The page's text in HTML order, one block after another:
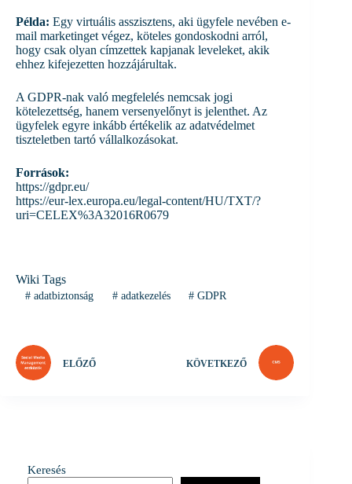
Példa: Egy virtuális asszisztens, aki ügyfele nevében e-
mail marketinget végez, köteles gondoskodni arról,
hogy csak olyan címzettek kapjanak leveleket, akik
ehhez kifejezetten hozzájárultak.
A GDPR-nak való megfelelés nemcsak jogi
kötelezettség, hanem versenyelőnyt is jelenthet. Az
ügyfelek egyre inkább értékelik az adatvédelmet
tiszteletben tartó vállalkozásokat.
Források:
https://gdpr.eu/
https://eur-lex.europa.eu/legal-content/HU/TXT/?
uri=CELEX%3A32016R0679
Wiki Tags
#adatbiztonság #adatkezelés # GDPR
ELŐZŐ KÖVETKEZŐ
Keresés